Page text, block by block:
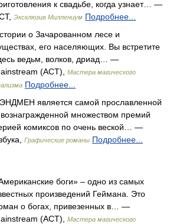
к свадьбе, когда узнает… —
Эксклюзив Миллениум Подробнее...
о Зачарованном лесе и
его населяющих. Вы встретите
ведьм, волков, дриад… —
(АСТ),
Мастера магического
Подробнее...
является самой прославленной
множеством премий
комиксов по очень веской… —
Графические романы Подробнее...
боги» – одно из самых
произведений Геймана. Это
о богах, привезенных в… —
(АСТ),
Мастера магического